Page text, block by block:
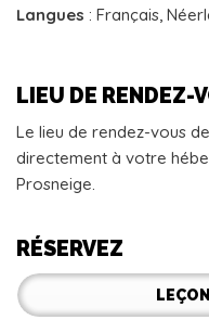
Langues : Français,
LIEU DE RENDEZ-
Le lieu de rendez-vous
directement à votre
Prosneige.
RÉSERVEZ